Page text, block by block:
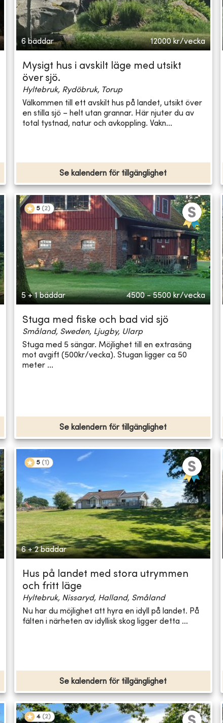
6 bäddar 12000 kr/vecka
Mysigt hus i avskilt läge med utsikt
över sjö.
Hyltebruk, Rydöbruk, Torup
Välkommen till ett avskilt hus på landet, utsikt över
en stilla sjö – helt utan grannar. Här njuter du av
total tystnad, natur och avkoppling. Vakn...
Se kalendern för tillgänglighet
5 (2)
5 + 1 bäddar 4500 - 5500 kr/vecka
Stuga med fiske och bad vid sjö
Småland, Sweden, Ljugby, Ularp
Stuga med 5 sängar. Möjlighet till en extrasäng
mot avgift (500kr/vecka). Stugan ligger ca 50
meter ...
Se kalendern för tillgänglighet
5 (1 )
6 + 2 bäddar
Hus på landet med stora utrymmen
och fritt läge
Hyltebruk, Nissaryd, Halland, Småland
Nu har du möjlighet att hyra en idyll på landet. På
fälten i närheten av idyllisk skog ligger detta ...
Se kalendern för tillgänglighet
4 (2)